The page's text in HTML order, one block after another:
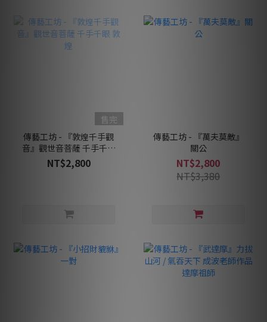
售完
傳藝工坊 - 『敦煌千手觀
音』觀世音菩薩 千手千眼
敦煌
NT$2,800
傳藝工坊 - 『萬夫莫敵』
關公
NT$2,800
NT$3,380